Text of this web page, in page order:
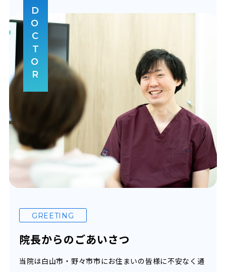
DOCTOR
GREETING
院長からのごあいさつ
当院は白山市・野々市市にお住まいの皆様に不安なく通